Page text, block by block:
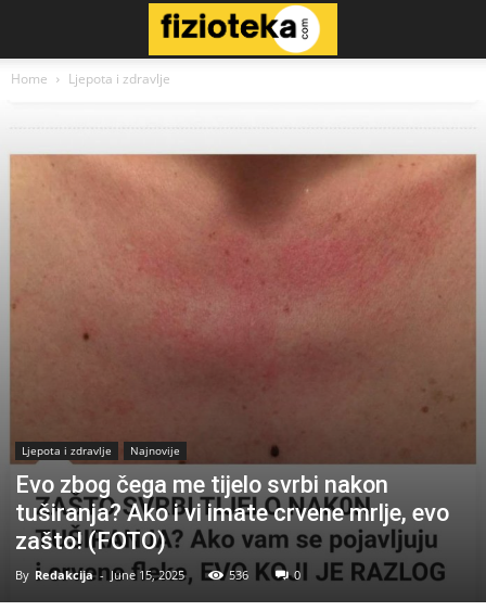
Home Ljepota i zdravlje
Ljepota i zdravlje Najnovije
Evo zbog čega me tijelo svrbi nakon
tuširanja? Ako i vi imate crvene mrlje, evo
zašto! (FOTO)
By Redakcija - June 15, 2025 536 0